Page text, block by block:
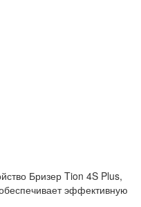
Бризер Tion 4S Plus,
эффективную